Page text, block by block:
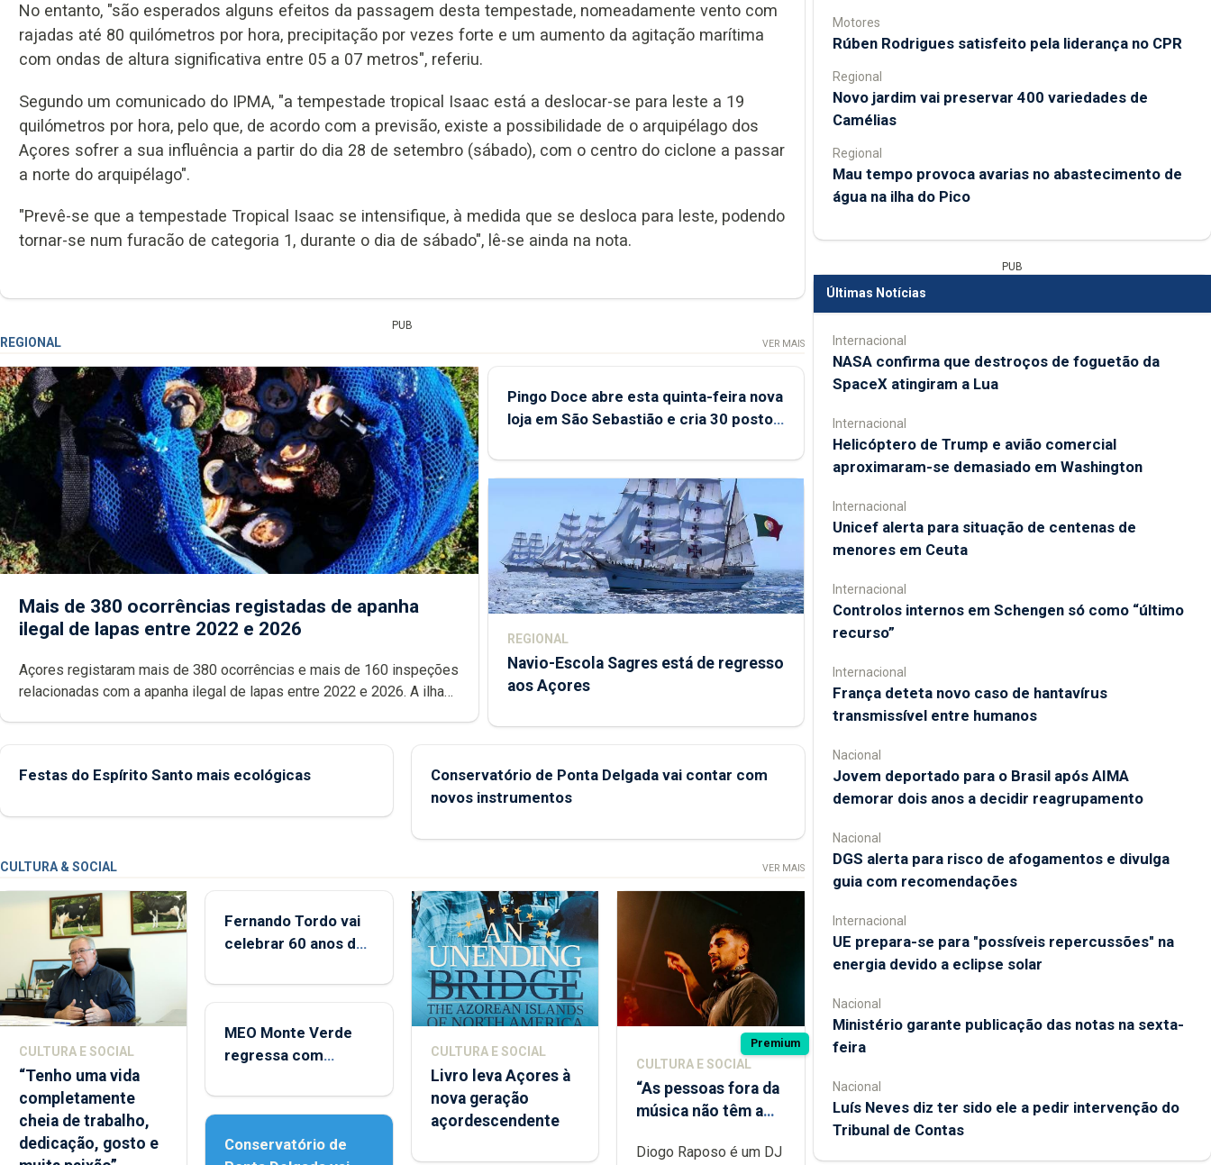
No entanto, "são esperados alguns efeitos da passagem desta tempestade, nomeadamente vento com
rajadas até 80 quilómetros por hora, precipitação por vezes forte e um aumento da agitação marítima
com ondas de altura significativa entre 05 a 07 metros", referiu.
Segundo um comunicado do IPMA, "a tempestade tropical Isaac está a deslocar-se para leste a 19
quilómetros por hora, pelo que, de acordo com a previsão, existe a possibilidade de o arquipélago dos
Açores sofrer a sua influência a partir do dia 28 de setembro (sábado), com o centro do ciclone a passar
a norte do arquipélago".
"Prevê-se que a tempestade Tropical Isaac se intensifique, à medida que se desloca para leste, podendo
tornar-se num furacão de categoria 1, durante o dia de sábado", lê-se ainda na nota.
PUB
REGIONAL VER MAIS
Mais de 380 ocorrências registadas de apanha
ilegal de lapas entre 2022 e 2026
Açores registaram mais de 380 ocorrências e mais de 160 inspeções
relacionadas com a apanha ilegal de lapas entre 2022 e 2026. A ilha
Pingo Doce abre esta quinta-feira nova
loja em São Sebastião e cria 30 postos
REGIONAL
Navio-Escola Sagres está de regresso
aos Açores
Festas do Espírito Santo mais ecológicas
Conservatório de Ponta Delgada vai contar com
novos instrumentos
CULTURA & SOCIAL VER MAIS
CULTURA E SOCIAL
“Tenho uma vida
completamente
cheia de trabalho,
dedicação, gosto e
Fernando Tordo vai
celebrar 60 anos de
Micaelense
MEO Monte Verde
regressa com
acessibilidade
Conservatório de
CULTURA E SOCIAL
Livro leva Açores à
nova geração
açordescendente
Premium
CULTURA E SOCIAL
“As pessoas fora da
música não têm a
difícil é produzir
Diogo Raposo é um DJ
Motores
Rúben Rodrigues satisfeito pela liderança no CPR
Regional
Novo jardim vai preservar 400 variedades de
Camélias
Regional
Mau tempo provoca avarias no abastecimento de
água na ilha do Pico
PUB
Últimas Notícias
Internacional
NASA confirma que destroços de foguetão da
SpaceX atingiram a Lua
Internacional
Helicóptero de Trump e avião comercial
aproximaram-se demasiado em Washington
Internacional
Unicef alerta para situação de centenas de
menores em Ceuta
Internacional
Controlos internos em Schengen só como “último
recurso”
Internacional
França deteta novo caso de hantavírus
transmissível entre humanos
Nacional
Jovem deportado para o Brasil após AIMA
demorar dois anos a decidir reagrupamento
Nacional
DGS alerta para risco de afogamentos e divulga
guia com recomendações
Internacional
UE prepara-se para "possíveis repercussões" na
energia devido a eclipse solar
Nacional
Ministério garante publicação das notas na sexta-
feira
Nacional
Luís Neves diz ter sido ele a pedir intervenção do
Tribunal de Contas